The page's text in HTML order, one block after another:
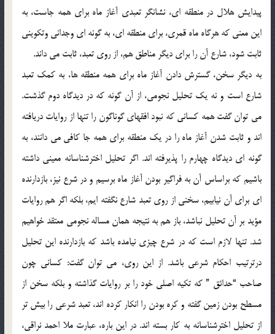
پيدايش هلال در منطقه اي، نشانگر تعبدي آغاز ماه براي همه جاست، به
اين معني كه هرگاه ماه قمري، براي منطقه اي، به گونه اي وجداني وتكويني
ثابت شود، شارع آن را براي ديگر مناطق هم، از روي تعبد، ثابت مي داند.
به ديگر سخن، گسترش دادن آغاز ماه براي همه منطقه ها، به كمك تعبد
شارع است و نه يك تحليل نجومي، از آن گونه كه در ديدگاه دوم گذشت.
مي توان گفت همه كساني كه نبود افقهاي گوناگون را تنها از روايات دريافته
اند و ثابت شدن آغاز ماه را در يك منطقه براي همه جا كافي مي دانند، به
گونه اي ديدگاه چهارم را پذيرفته اند. اگر تحليل اخترشناسانه معيني داشته
باشيم كه براساس آن به فراگير بودن آغاز ماه برسيم و در شرع نيز، بازدارنده
اي براي آن نيابيم، سخني از روي تعبد شارع نگفته ايم، بلكه اگر هم روايات
مؤيد بر آن تحليل نباشد، باز هم به نتيجه همان مساله نجومي معتقد خواهيم
شد. تنها لازم است كه در شرع چيزي نيامده باشد كه بازدارنده اين تحليل
درترتيب احكام شرعي باشد. از اين روي، مي توان گفت: كساني چون
صاحب “حدائق ” كه تكيه اصلي خود را بر روايات گذاشته و بلكه سخن از
مسطح بودن زمين گفته و كره بودن را انكار كرده اند، تعبد شرعي را بيش تر
از تحليل اخترشناسانه به كار بسته اند. در اين باره، عبارت ملا احمد نراقي،